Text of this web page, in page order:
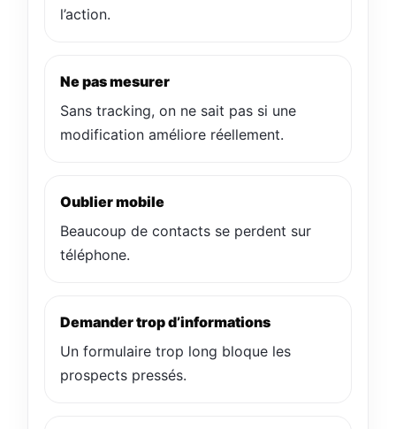
l’action.
Ne pas mesurer
Sans tracking, on ne sait pas si une
modification améliore réellement.
Oublier mobile
Beaucoup de contacts se perdent sur
téléphone.
Demander trop d’informations
Un formulaire trop long bloque les
prospects pressés.